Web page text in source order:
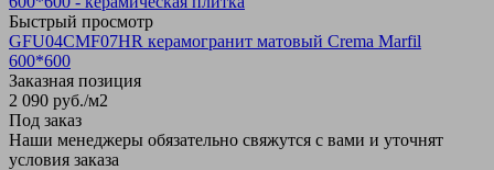
Быстрый просмотр
GFU04CMF07HR керамогранит матовый Crema Marfil
600*600
Заказная позиция
2 090 руб./м2
Под заказ
Наши менеджеры обязательно свяжутся с вами и уточнят
условия заказа